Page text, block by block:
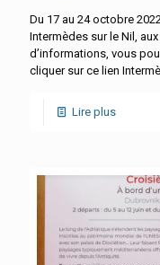
Du 17 au 24 octobre
Intermèdes sur le Nil,
d’informations, vous
cliquer sur ce lien
Lire plus